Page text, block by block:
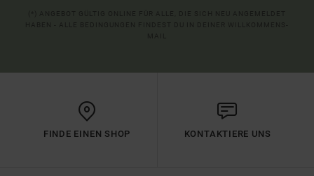
FINDE EINEN SHOP KONTAKTIERE UNS